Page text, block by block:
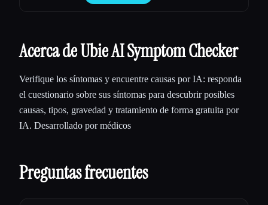
Acerca de Ubie AI Symptom Checker
Verifique los síntomas y encuentre causas por IA: responda
el cuestionario sobre sus síntomas para descubrir posibles
causas, tipos, gravedad y tratamiento de forma gratuita por
IA. Desarrollado por médicos
Preguntas frecuentes